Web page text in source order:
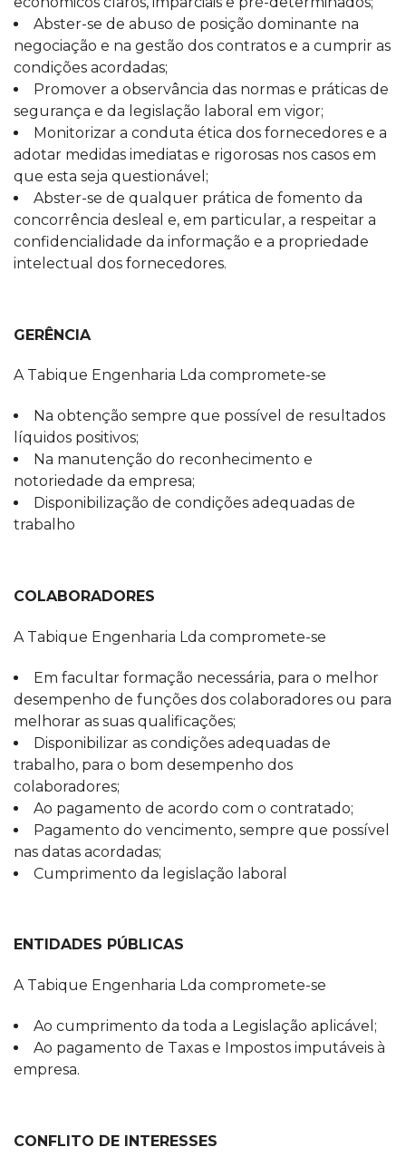
Abster-se de abuso de posição dominante na
negociação e na gestão dos contratos e a cumprir as
condições acordadas;
Promover a observância das normas e práticas de
segurança e da legislação laboral em vigor;
Monitorizar a conduta ética dos fornecedores e a
adotar medidas imediatas e rigorosas nos casos em
que esta seja questionável;
Abster-se de qualquer prática de fomento da
concorrência desleal e, em particular, a respeitar a
confidencialidade da informação e a propriedade
intelectual dos fornecedores.
GERÊNCIA
A Tabique Engenharia Lda compromete-se
Na obtenção sempre que possível de resultados
líquidos positivos;
Na manutenção do reconhecimento e
notoriedade da empresa;
Disponibilização de condições adequadas de
trabalho
COLABORADORES
A Tabique Engenharia Lda compromete-se
Em facultar formação necessária, para o melhor
desempenho de funções dos colaboradores ou para
melhorar as suas qualificações;
Disponibilizar as condições adequadas de
trabalho, para o bom desempenho dos
colaboradores;
Ao pagamento de acordo com o contratado;
Pagamento do vencimento, sempre que possível
nas datas acordadas;
Cumprimento da legislação laboral
ENTIDADES PÚBLICAS
A Tabique Engenharia Lda compromete-se
Ao cumprimento da toda a Legislação aplicável;
Ao pagamento de Taxas e Impostos imputáveis à
empresa.
CONFLITO DE INTERESSES